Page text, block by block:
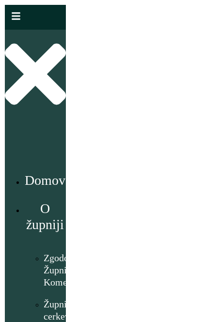
Domov
O
župniji
Zgodovina
Župnije
Komenda
Župnijska
cerkev